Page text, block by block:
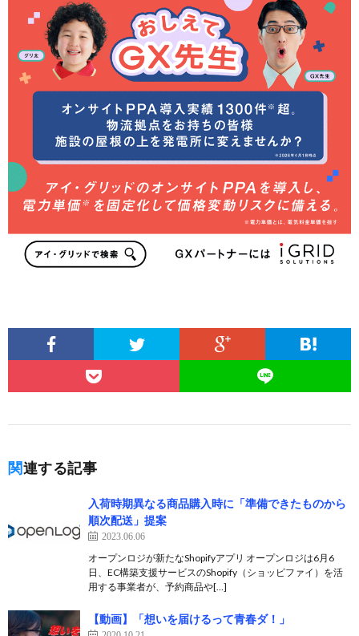
関連する記事
入荷時期異なる商品購入時に「準備できたものから
順次配送」提案
2023.06.06
オープンロジが新たなShopifyアプリ オープンロジは6月6
日、EC構築支援サービスのShopify（ショッピファイ）を活
用する事業者が、予約商品や[…]
【動画】「想いを届けるって青春ダ！」